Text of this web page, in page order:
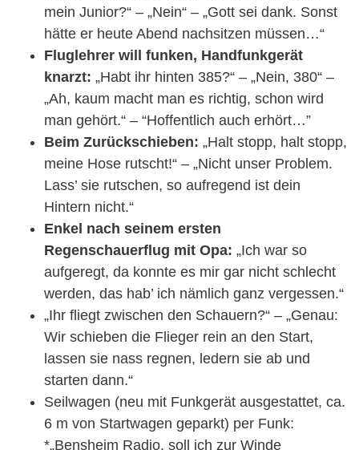
mein Junior?“ – „Nein“ – „Gott sei dank. Sonst
hätte er heute Abend nachsitzen müssen…“
Fluglehrer will funken, Handfunkgerät
knarzt: „Habt ihr hinten 385?“ – „Nein, 380“ –
„Ah, kaum macht man es richtig, schon wird
man gehört.“ – “Hoffentlich auch erhört…”
Beim Zurückschieben: „Halt stopp, halt stopp,
meine Hose rutscht!“ – „Nicht unser Problem.
Lass’ sie rutschen, so aufregend ist dein
Hintern nicht.“
Enkel nach seinem ersten
Regenschauerflug mit Opa: „Ich war so
aufgeregt, da konnte es mir gar nicht schlecht
werden, das hab’ ich nämlich ganz vergessen.“
„Ihr fliegt zwischen den Schauern?“ – „Genau:
Wir schieben die Flieger rein an den Start,
lassen sie nass regnen, ledern sie ab und
starten dann.“
Seilwagen (neu mit Funkgerät ausgestattet, ca.
6 m von Startwagen geparkt) per Funk:
*„Bensheim Radio, soll ich zur Winde